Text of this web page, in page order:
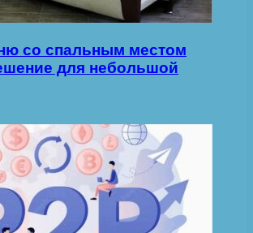
со спальным местом
для небольшой